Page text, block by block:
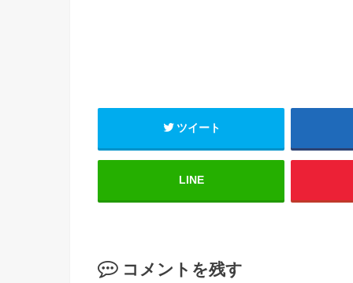
ツイート
LINE
コメントを残す